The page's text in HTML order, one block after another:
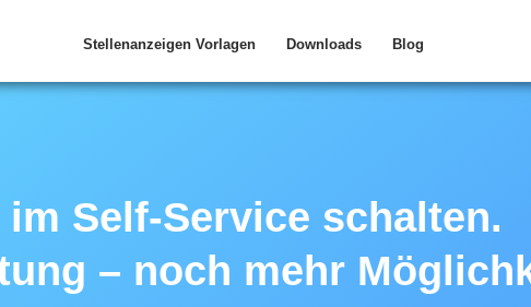
Stellenanzeigen Vorlagen Downloads Blog
Self-Service schalten.
– noch mehr